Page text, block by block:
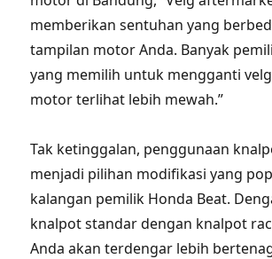
memberikan sentuhan yang
tampilan motor Anda. Banyak
yang memilih untuk mengganti
motor terlihat lebih mewah.”
Tak ketinggalan, penggunaan
menjadi pilihan modifikasi yang
kalangan pemilik Honda Beat.
knalpot standar dengan knalpot
Anda akan terdengar lebih